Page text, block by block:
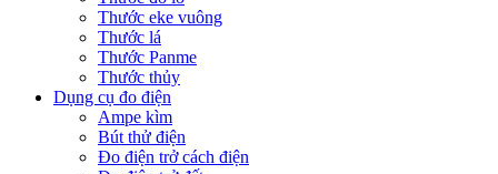
Thước eke vuông
Thước lá
Thước Panme
Thước thủy
Dụng cụ đo điện
Ampe kìm
Bút thử điện
Đo điện trở cách điện